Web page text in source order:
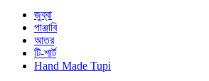
জুব্বা
পাঞ্জাবি
আতর
টি-শার্ট
Hand Made Tupi